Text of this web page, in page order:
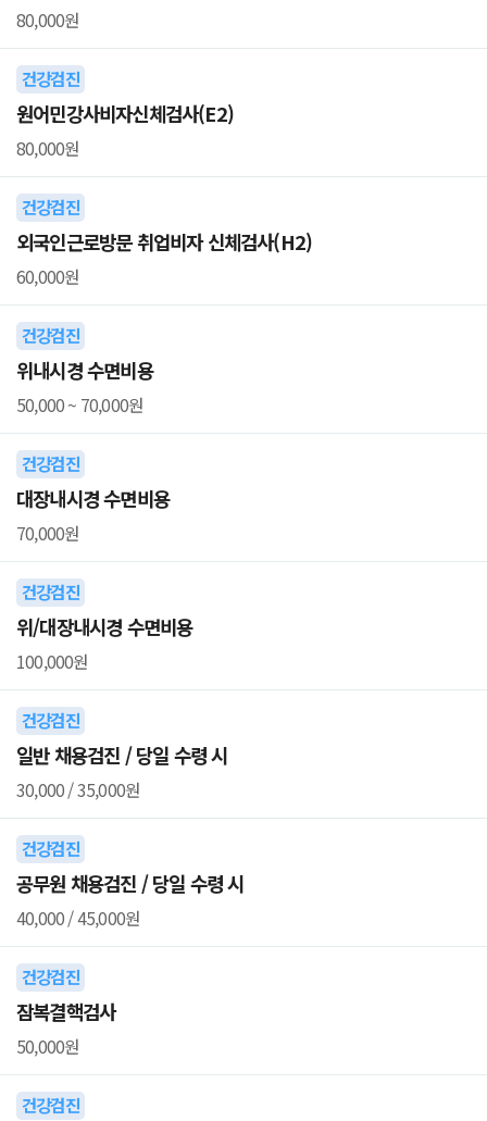
80,000원
건강검진
원어민강사비자신체검사(E2)
80,000원
건강검진
외국인근로방문 취업비자 신체검사(H2)
60,000원
건강검진
위내시경 수면비용
50,000 ~ 70,000원
건강검진
대장내시경 수면비용
70,000원
건강검진
위/대장내시경 수면비용
100,000원
건강검진
일반 채용검진 / 당일 수령 시
30,000 / 35,000원
건강검진
공무원 채용검진 / 당일 수령 시
40,000 / 45,000원
건강검진
잠복결핵검사
50,000원
건강검진